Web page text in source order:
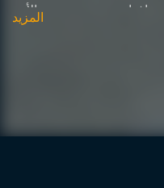
ينتهي بهم الأمر
المزيد